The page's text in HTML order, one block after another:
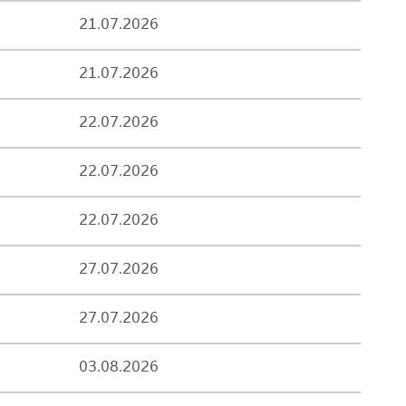
21.07.2026
21.07.2026
22.07.2026
22.07.2026
22.07.2026
27.07.2026
27.07.2026
03.08.2026